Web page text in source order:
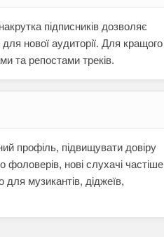
підписників дозволяє
нової аудиторії. Для кращого
та репостами треків.
профіль, підвищувати довіру
фоловерів, нові слухачі частіше
музикантів, діджеїв,